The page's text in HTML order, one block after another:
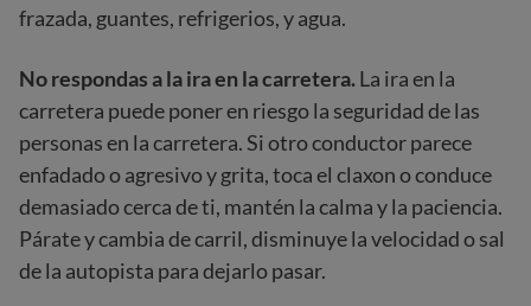
frazada, guantes, refrigerios, y agua.
No respondas a la ira en la carretera.La ira en la
carretera puede poner en riesgo la seguridad de las
personas en la carretera. Si otro conductor parece
enfadado o agresivo y grita, toca el claxon o conduce
demasiado cerca de ti, mantén la calma y la paciencia.
Párate y cambia de carril, disminuye la velocidad o sal
de la autopista para dejarlo pasar.